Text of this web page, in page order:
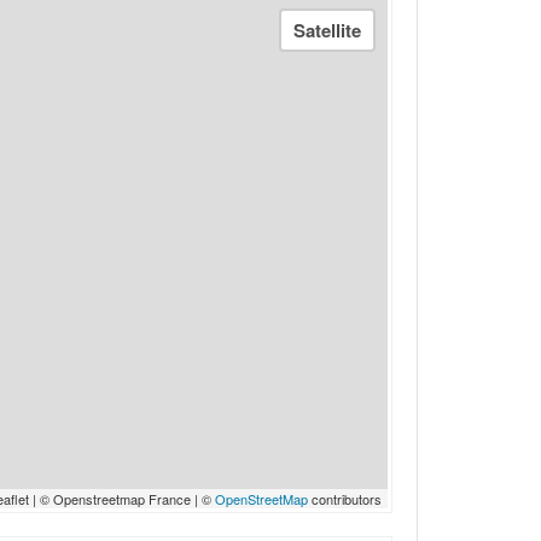
| © Openstreetmap France | ©OpenStreetMapcontributors